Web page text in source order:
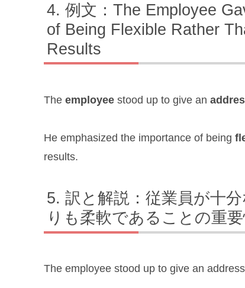
例文：The Employee
of Being Flexible Rather
Results
The employee stood up to give an
He emphasized the importance of being
results.
訳と解説：従業員が十
りも柔軟であることの重
The employee stood up to give an